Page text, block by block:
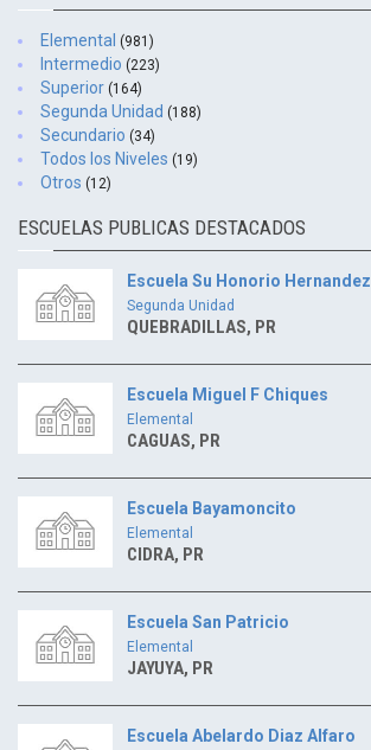
Elemental (981)
Intermedio (223)
Superior (164)
Segunda Unidad (188)
Secundario (34)
Todos los Niveles (19)
Otros (12)
ESCUELAS PUBLICAS DESTACADOS
Escuela Su Honorio Hernandez
Segunda Unidad
QUEBRADILLAS, PR
Escuela Miguel F Chiques
Elemental
CAGUAS, PR
Escuela Bayamoncito
Elemental
CIDRA, PR
Escuela San Patricio
Elemental
JAYUYA, PR
Escuela Abelardo Diaz Alfaro